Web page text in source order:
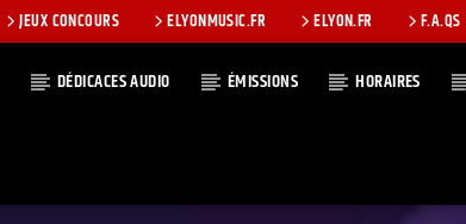
JEUX CONCOURS ELYONMUSIC.FR ELYON.FR F.A.QS
DÉDICACES AUDIO ÉMISSIONS HORAIRES